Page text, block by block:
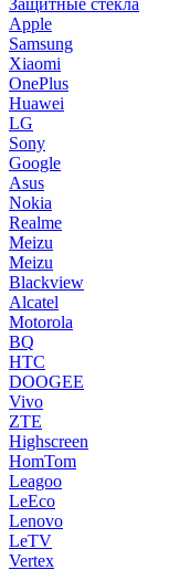
Apple
Samsung
Xiaomi
OnePlus
Huawei
LG
Sony
Google
Asus
Nokia
Realme
Meizu
Meizu
Blackview
Alcatel
Motorola
BQ
HTC
DOOGEE
Vivo
ZTE
Highscreen
HomTom
Leagoo
LeEco
Lenovo
LeTV
Vertex